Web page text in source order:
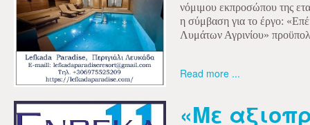
νόμιμου εκπροσώπου της
η σύμβαση για το έργο:
Λυμάτων Αγρινίου»
Read more ...
«Με